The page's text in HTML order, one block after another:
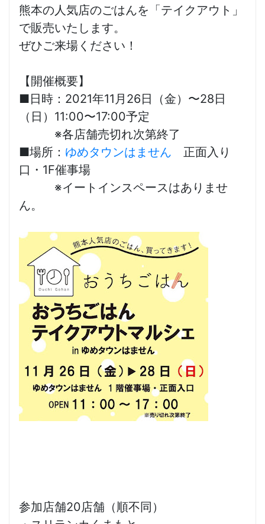
熊本の人気店のごはんを「テイクアウト」
で販売いたします。
ぜひご来場ください！
【開催概要】
■日時：2021年11月26日（金）〜28日
（日）11:00〜17:00予定
※各店舗売切れ次第終了
■場所： ゆめタウンはません 正面入り
口・1F催事場
※イートインスペースはありませ
ん。
参加店舗20店舗（順不同）